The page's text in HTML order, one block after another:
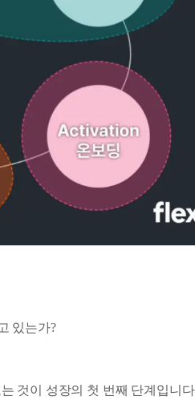
있는가?
것이 성장의 첫 번째 단계입니